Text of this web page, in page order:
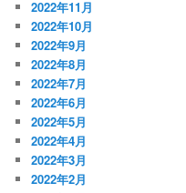
2022年11月
2022年10月
2022年9月
2022年8月
2022年7月
2022年6月
2022年5月
2022年4月
2022年3月
2022年2月